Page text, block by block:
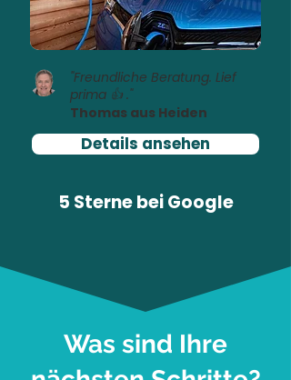
"Freundliche Beratung. Lief
prima 👍 ."
Thomas aus Heiden
Details ansehen
5 Sterne beiGoogle
Was sind Ihre